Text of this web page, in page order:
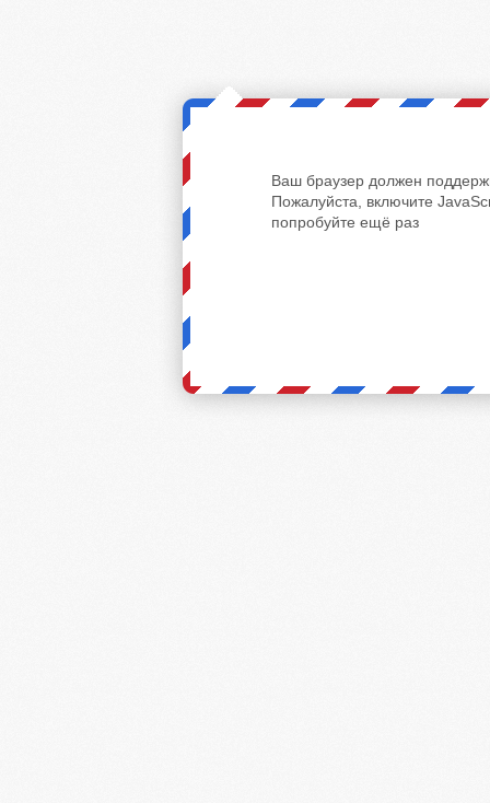
Ваш браузер должен
Пожалуйста, включите
попробуйте ещё раз